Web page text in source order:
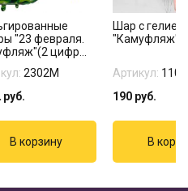
"23 февраля.
цифр...
2302М
руб.
Шар с гелием
"Камуфляж"
Артикул:
190 руб.